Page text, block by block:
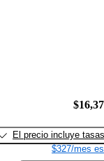
El precio incluye tasas
$327/mes